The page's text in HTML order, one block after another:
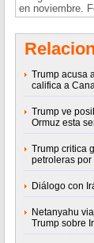
en noviembre.
Trump acusa
califica a
Trump ve
Ormuz esta
Trump critica
petroleras por
Diálogo con
Netanyahu
Trump sobre